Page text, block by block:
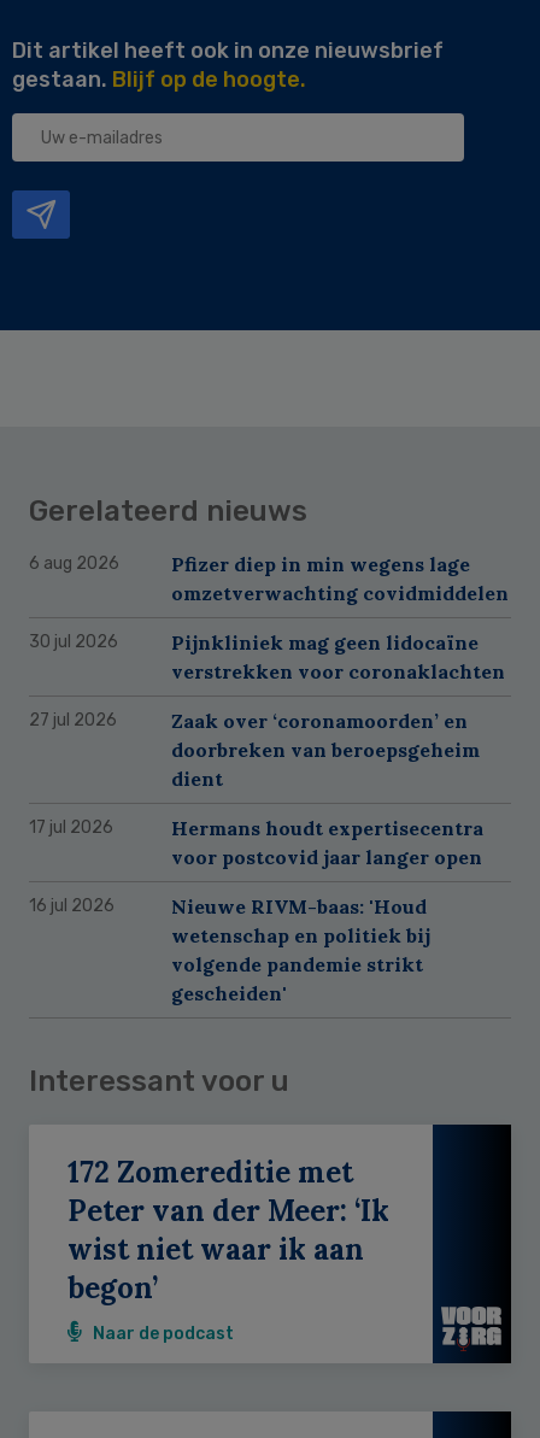
Dit artikel heeft ook in onze nieuwsbrief
gestaan. Blijf op de hoogte.
Uw
Gerelateerd nieuws
6 aug 2026
Pfizer diep in min wegens lage
omzetverwachting covidmiddelen
30 jul 2026
Pijnkliniek mag geen lidocaïne
verstrekken voor coronaklachten
27 jul 2026
Zaak over ‘coronamoorden’ en
doorbreken van beroepsgeheim
dient
17 jul 2026
Hermans houdt expertisecentra
voor postcovid jaar langer open
16 jul 2026
Nieuwe RIVM-baas: 'Houd
wetenschap en politiek bij
volgende pandemie strikt
gescheiden'
Interessant voor u
172 Zomereditie met
Peter van der Meer: ‘Ik
wist niet waar ik aan
begon’
Naar de podcast